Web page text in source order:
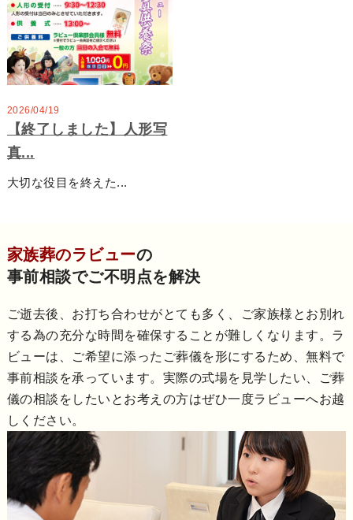
2026/04/19
【終了しました】人形写
真...
大切な役目を終えた...
家族葬のラビューの
事前相談でご不明点を解決
ご逝去後、お打ち合わせがとても多く、ご家族様とお別れ
する為の充分な時間を確保することが難しくなります。ラ
ビューは、ご希望に添ったご葬儀を形にするため、無料で
事前相談を承っています。実際の式場を見学したい、ご葬
儀の相談をしたいとお考えの方はぜひ一度ラビューへお越
しください。